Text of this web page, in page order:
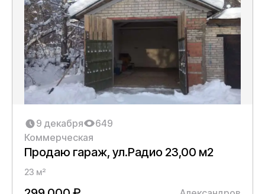
9 декабря
649
Коммерческая
Продаю гараж, ул.Радио 23,00 м2
23 м²